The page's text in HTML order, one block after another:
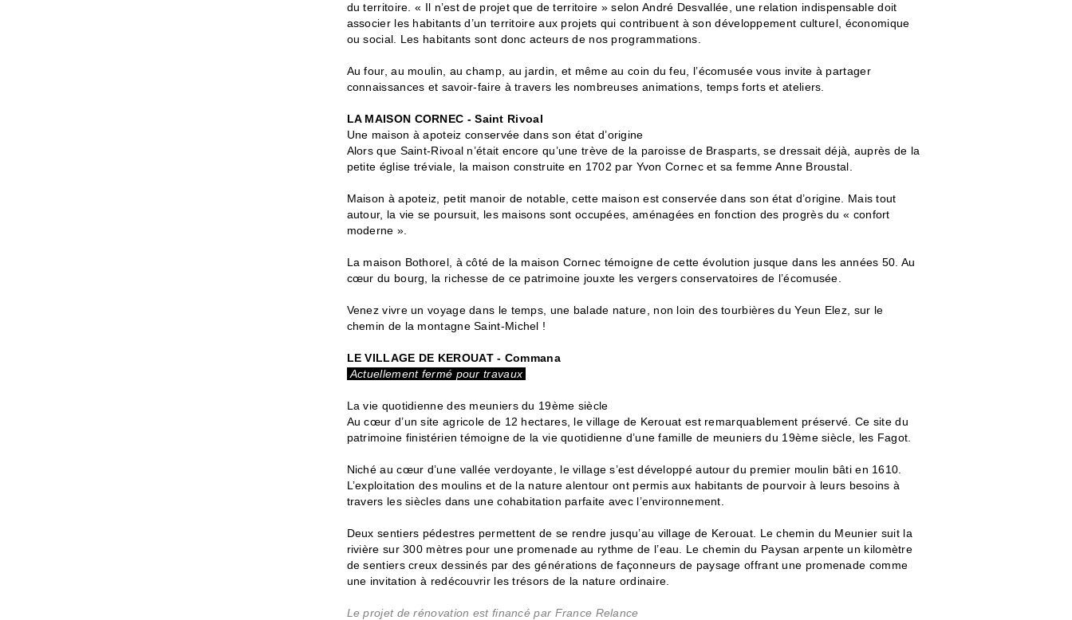
du territoire. « Il n’est de projet que de territoire » selon André Desvallée, une relation indispensable doit
associer les habitants d’un territoire aux projets qui contribuent à son développement culturel, économique
ou social. Les habitants sont donc acteurs de nos programmations.
Au four, au moulin, au champ, au jardin, et même au coin du feu, l’écomusée vous invite à partager
connaissances et savoir-faire à travers les nombreuses animations, temps forts et ateliers.
LA MAISON CORNEC - Saint Rivoal
Une maison à apoteiz conservée dans son état d’origine
Alors que Saint-Rivoal n’était encore qu’une trève de la paroisse de Brasparts, se dressait déjà, auprès de la
petite église tréviale, la maison construite en 1702 par Yvon Cornec et sa femme Anne Broustal.
Maison à apoteiz, petit manoir de notable, cette maison est conservée dans son état d’origine. Mais tout
autour, la vie se poursuit, les maisons sont occupées, aménagées en fonction des progrès du « confort
moderne ».
La maison Bothorel, à côté de la maison Cornec témoigne de cette évolution jusque dans les années 50. Au
cœur du bourg, la richesse de ce patrimoine jouxte les vergers conservatoires de l’écomusée.
Venez vivre un voyage dans le temps, une balade nature, non loin des tourbières du Yeun Elez, sur le
chemin de la montagne Saint-Michel !
LE VILLAGE DE KEROUAT - Commana
Actuellement fermé pour travaux
La vie quotidienne des meuniers du 19ème siècle
Au cœur d’un site agricole de 12 hectares, le village de Kerouat est remarquablement préservé. Ce site du
patrimoine finistérien témoigne de la vie quotidienne d’une famille de meuniers du 19ème siècle, les Fagot.
Niché au cœur d’une vallée verdoyante, le village s’est développé autour du premier moulin bâti en 1610.
L’exploitation des moulins et de la nature alentour ont permis aux habitants de pourvoir à leurs besoins à
travers les siècles dans une cohabitation parfaite avec l’environnement.
Deux sentiers pédestres permettent de se rendre jusqu’au village de Kerouat. Le chemin du Meunier suit la
rivière sur 300 mètres pour une promenade au rythme de l’eau. Le chemin du Paysan arpente un kilomètre
de sentiers creux dessinés par des générations de façonneurs de paysage offrant une promenade comme
une invitation à redécouvrir les trésors de la nature ordinaire.
Le projet de rénovation est financé par France Relance